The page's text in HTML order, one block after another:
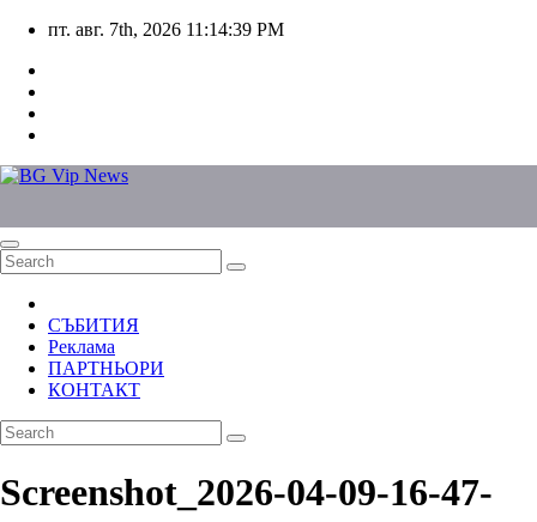
Skip
content
пт. авг. 7th, 2026 11:14:39 PM
СЪБИТИЯ
Реклама
ПАРТНЬОРИ
КОНТАКТ
Screenshot_2026-04-09-16-47-